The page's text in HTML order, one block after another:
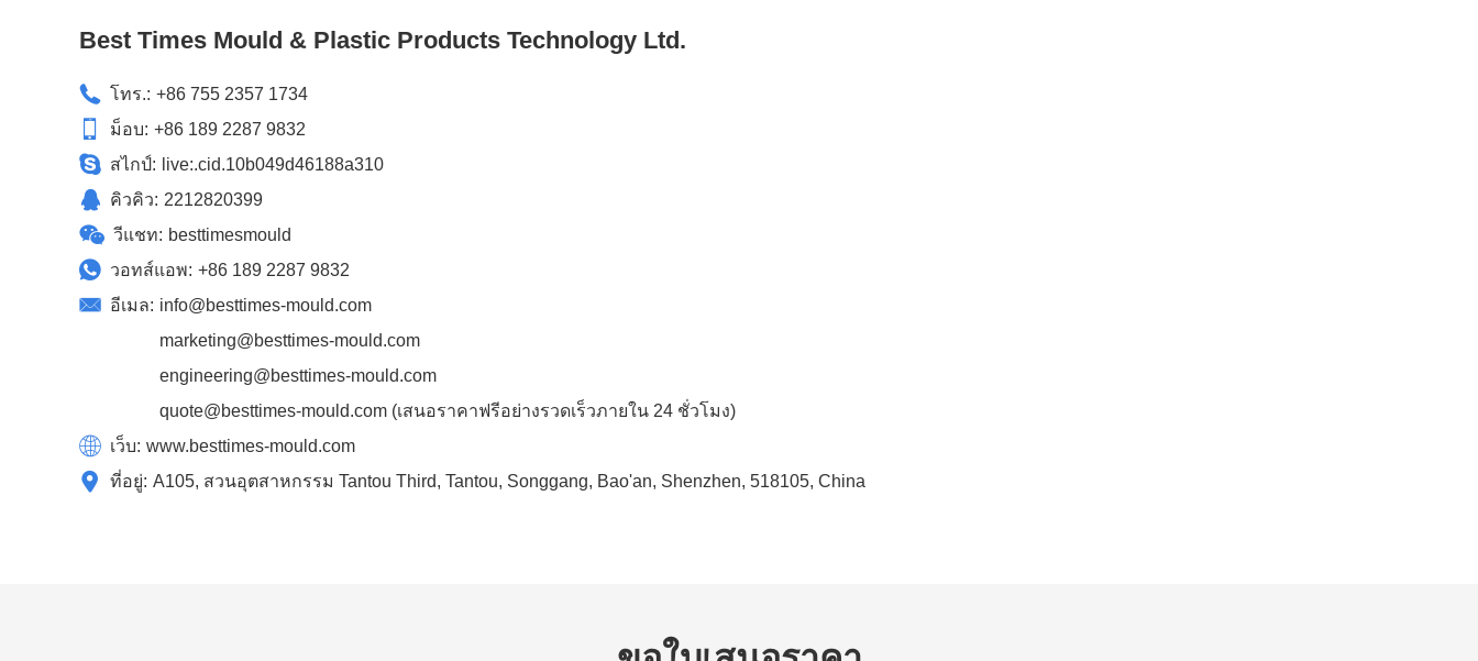
Best Times Mould & Plastic Products Technology Ltd.
โทร.: +86 755 2357 1734
ม็อบ: +86 189 2287 9832
สไกป์:
live:.cid.10b049d46188a310
คิวคิว: 2212820399
วีแชท: besttimesmould
วอทส์แอพ: +86 189 2287 9832
อีเมล: info@besttimes-mould.com
marketing@besttimes-mould.com
engineering@besttimes-mould.com
quote@besttimes-mould.com (เสนอราคาฟรีอย่างรวดเร็วภายใน 24 ชั่วโมง)
เว็บ: www.besttimes-mould.com
ที่อยู่: A105, สวนอุตสาหกรรม Tantou Third, Tantou, Songgang, Bao'an, Shenzhen, 518105, China